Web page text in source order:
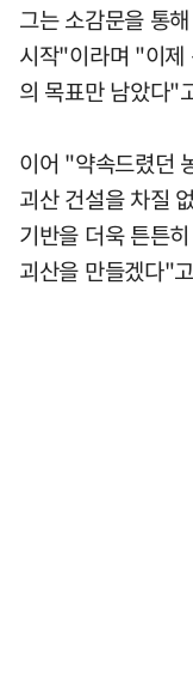
그는 소감문을 통
시작"이라며 "이제
의 목표만 남았다"
이어 "약속드렸던
괴산 건설을 차질
기반을 더욱 튼튼
괴산을 만들겠다"